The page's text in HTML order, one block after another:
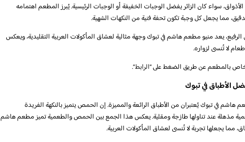
سواء كان الزائر يفضل الوجبات الخفيفة أو الوجبات الرئيسية. يُبرز المطعم اهتمامه
مما يجعل كل وجبة تكون تحفة فنية من النكهات الشهية.
يعد منيو مطعم هاشم في تبوك وجهة مثالية لعشاق المأكولات العربية التقليدية، ويعكس
لا تُنسى لزواره.
بالمطعم عن طريق الضغط على “الرابط“.
الأطباق في تبوك
في تبوك يُعتبران من الأطباق الرائعة والمميزة. إن الحمص يتميز بالنكهة الفريدة
مذهلة عند تناولها طازجة ومقلية. يعكس هذا الجمع بين الحمص والطعمية تميز مطعم هاشم
مما يجعلها تجربة لا تُنسى لعشاق المأكولات العربية.